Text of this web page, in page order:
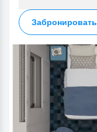
Забронировать